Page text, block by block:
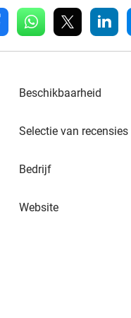
whatsapp linkedin
Beschikbaarheid
Selectie van recensies
Bedrijf
Website